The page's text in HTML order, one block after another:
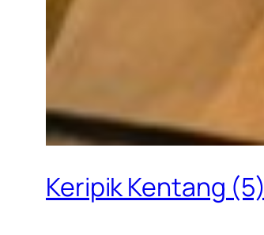
Keripik Kentang (5)